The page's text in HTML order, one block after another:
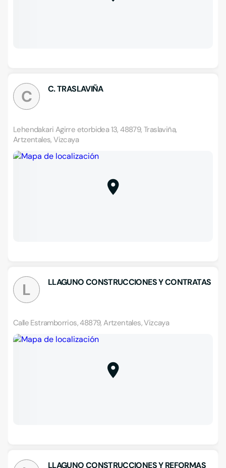
C C. TRASLAVIÑA
Lehendakari Agirre etorbidea 13, 48879, Traslaviña,
Artzentales, Vizcaya
L LLAGUNO CONSTRUCCIONES Y CONTRATAS
Calle Estramborrios, 48879, Artzentales, Vizcaya
LLAGUNO CONSTRUCCIONES Y REFORMAS